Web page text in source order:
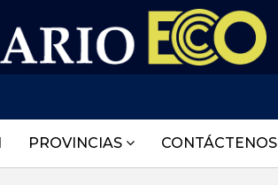
PROVINCIAS CONTÁCTENOS